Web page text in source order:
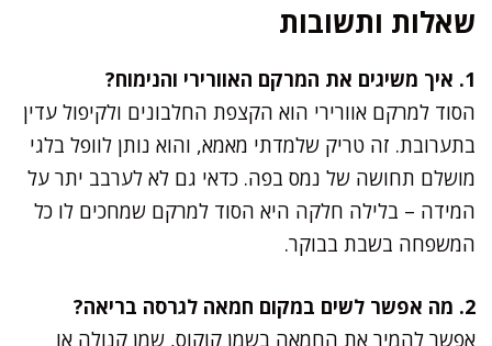
שאלות ותשובות
1. איך משיגים את המרקם האוורירי והנימוח?
הסוד למרקם אוורירי הוא הקצפת החלבונים ולקיפול עדין
בתערובת. זה טריק שלמדתי מאמא, והוא נותן לוופל בלגי
מושלם תחושה של נמס בפה. כדאי גם לא לערבב יתר על
המידה – בלילה חלקה היא הסוד למרקם שמחכים לו כל
המשפחה בשבת בבוקר.
2. מה אפשר לשים במקום חמאה לגרסה בריאה?
אפשר להמיר את החמאה בשמן קוקוס, שמן קנולה או